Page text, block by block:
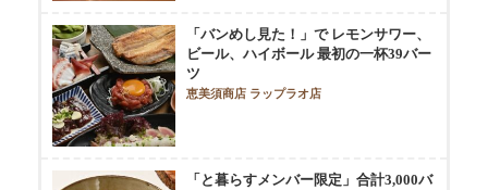
「バンめし見た！」で レモンサワー、
ビール、ハイボール 最初の一杯39バー
ツ
恵美須商店 ラップラオ店
「と暮らすメンバー限定」合計3,000バ